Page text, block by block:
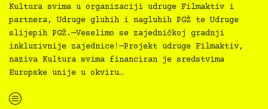
Kultura svima u organizaciji udruge Filmaktiv i
partnera, Udruge gluhih i nagluhih PGŽ te Udruge
slijepih PGŽ.—Veselimo se zajedničkoj gradnji
inkluzivnije zajednice!—Projekt udruge Filmaktiv,
naziva Kultura svima financiran je sredstvima
Europske unije u okviru…
“Kultura svima — inkluzivna najava programa GKL za ožujak 2024.”